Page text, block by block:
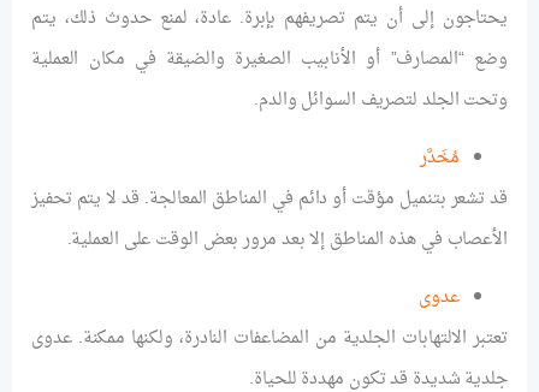
يحتاجون إلى أن يتم تصريفهم بإبرة. عادة، لمنع حدوث ذلك، يتم
وضع “المصارف” أو الأنابيب الصغيرة والضيقة في مكان العملية
وتحت الجلد لتصريف السوائل والدم.
مُخَدَّر
قد تشعر بتنميل مؤقت أو دائم في المناطق المعالجة. قد لا يتم تحفيز
الأعصاب في هذه المناطق إلا بعد مرور بعض الوقت على العملية.
عدوى
تعتبر الالتهابات الجلدية من المضاعفات النادرة، ولكنها ممكنة. عدوى
جلدية شديدة قد تكون مهددة للحياة.